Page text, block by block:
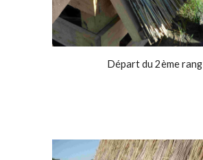
Départ du 2ème rang